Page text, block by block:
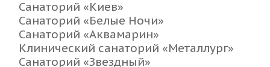
Санаторий «Киев»
Санаторий «Белые Ночи»
Санаторий «Аквамарин»
Клинический санаторий «Металлург»
Санаторий «Звездный»